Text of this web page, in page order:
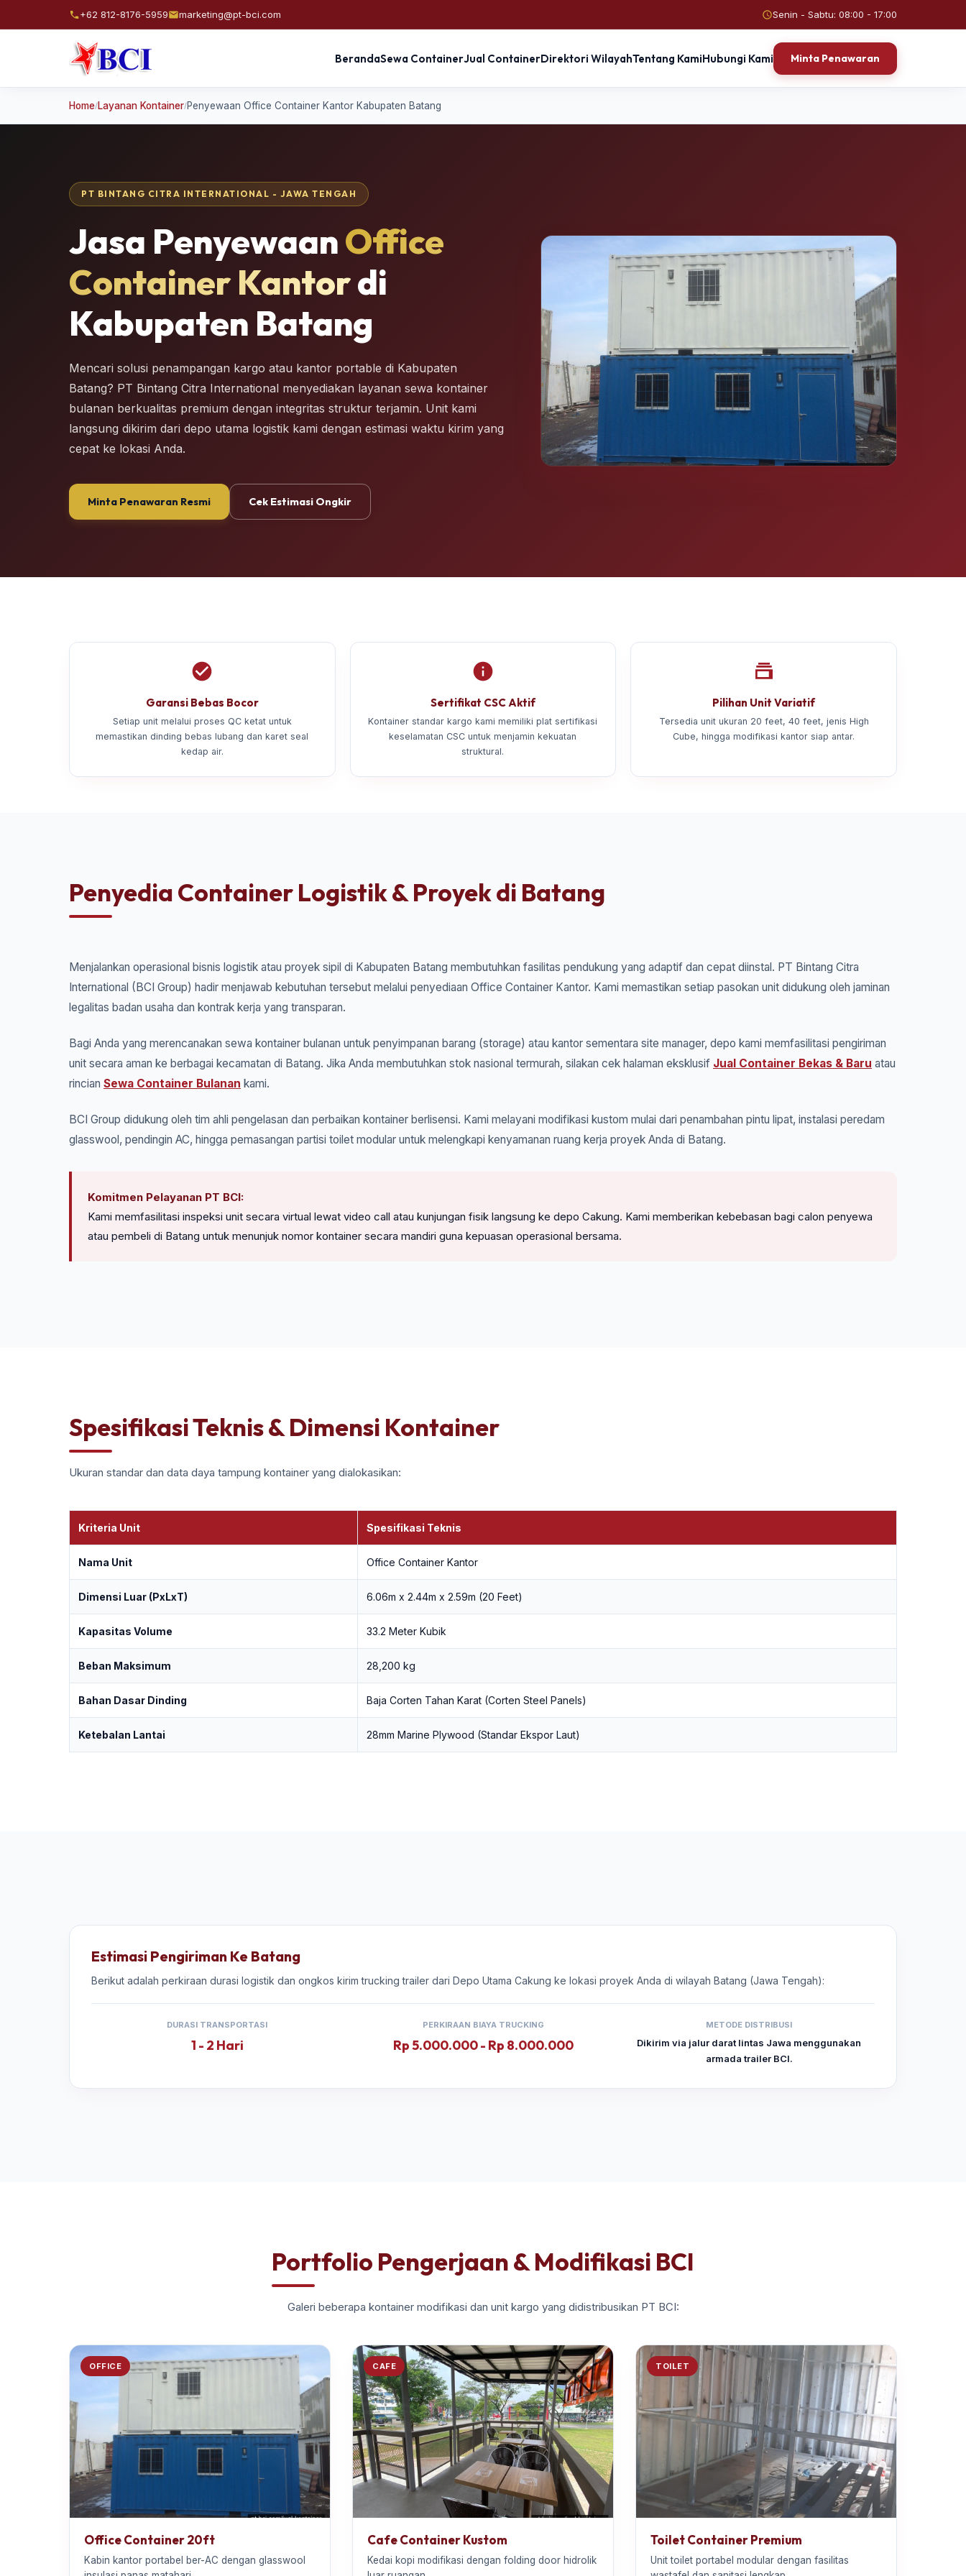
+62 812-8176-5959 marketing@pt-bci.com Senin - Sabtu: 08:00 - 17:00
BerandaSewa ContainerJual ContainerDirektori WilayahTentang KamiHubungi Kami Minta Penawaran
Home/Layanan Kontainer/Penyewaan Office Container Kantor Kabupaten Batang
PT BINTANG CITRA INTERNATIONAL - JAWA TENGAH
Jasa PenyewaanOffice
Container Kantordi
Kabupaten Batang
Mencari solusi penampangan kargo atau kantor portable di Kabupaten
Batang? PT Bintang Citra International menyediakan layanan sewa kontainer
bulanan berkualitas premium dengan integritas struktur terjamin. Unit kami
langsung dikirim dari depo utama logistik kami dengan estimasi waktu kirim yang
cepat ke lokasi Anda.
Minta Penawaran Resmi Cek Estimasi Ongkir
Garansi Bebas Bocor
Setiap unit melalui proses QC ketat untuk
memastikan dinding bebas lubang dan karet seal
kedap air.
Sertifikat CSC Aktif
Kontainer standar kargo kami memiliki plat sertifikasi
keselamatan CSC untuk menjamin kekuatan
struktural.
Pilihan Unit Variatif
Tersedia unit ukuran 20 feet, 40 feet, jenis High
Cube, hingga modifikasi kantor siap antar.
Penyedia Container Logistik & Proyek di Batang
Menjalankan operasional bisnis logistik atau proyek sipil di Kabupaten Batang membutuhkan fasilitas pendukung yang adaptif dan cepat diinstal. PT Bintang Citra
International (BCI Group) hadir menjawab kebutuhan tersebut melalui penyediaan Office Container Kantor. Kami memastikan setiap pasokan unit didukung oleh jaminan
legalitas badan usaha dan kontrak kerja yang transparan.
Bagi Anda yang merencanakan sewa kontainer bulanan untuk penyimpanan barang (storage) atau kantor sementara site manager, depo kami memfasilitasi pengiriman
unit secara aman ke berbagai kecamatan di Batang. Jika Anda membutuhkan stok nasional termurah, silakan cek halaman eksklusif Jual Container Bekas & Baru atau
rincian Sewa Container Bulanan kami.
BCI Group didukung oleh tim ahli pengelasan dan perbaikan kontainer berlisensi. Kami melayani modifikasi kustom mulai dari penambahan pintu lipat, instalasi peredam
glasswool, pendingin AC, hingga pemasangan partisi toilet modular untuk melengkapi kenyamanan ruang kerja proyek Anda di Batang.
Komitmen Pelayanan PT BCI:
Kami memfasilitasi inspeksi unit secara virtual lewat video call atau kunjungan fisik langsung ke depo Cakung. Kami memberikan kebebasan bagi calon penyewa
atau pembeli di Batang untuk menunjuk nomor kontainer secara mandiri guna kepuasan operasional bersama.
Spesifikasi Teknis & Dimensi Kontainer
Ukuran standar dan data daya tampung kontainer yang dialokasikan:
Kriteria Unit Spesifikasi Teknis
Nama Unit Office Container Kantor
Dimensi Luar (PxLxT) 6.06m x 2.44m x 2.59m (20 Feet)
Kapasitas Volume 33.2 Meter Kubik
Beban Maksimum 28,200 kg
Bahan Dasar Dinding Baja Corten Tahan Karat (Corten Steel Panels)
Ketebalan Lantai 28mm Marine Plywood (Standar Ekspor Laut)
Estimasi Pengiriman Ke Batang
Berikut adalah perkiraan durasi logistik dan ongkos kirim trucking trailer dari Depo Utama Cakung ke lokasi proyek Anda di wilayah Batang (Jawa Tengah):
DURASI TRANSPORTASI
1 - 2 Hari
PERKIRAAN BIAYA TRUCKING
Rp 5.000.000 - Rp 8.000.000
METODE DISTRIBUSI
Dikirim via jalur darat lintas Jawa menggunakan
armada trailer BCI.
Portfolio Pengerjaan & Modifikasi BCI
Galeri beberapa kontainer modifikasi dan unit kargo yang didistribusikan PT BCI:
OFFICE
Office Container 20ft
Kabin kantor portabel ber-AC dengan glasswool
CAFE
Cafe Container Kustom
Kedai kopi modifikasi dengan folding door hidrolik
TOILET
Toilet Container Premium
Unit toilet portabel modular dengan fasilitas